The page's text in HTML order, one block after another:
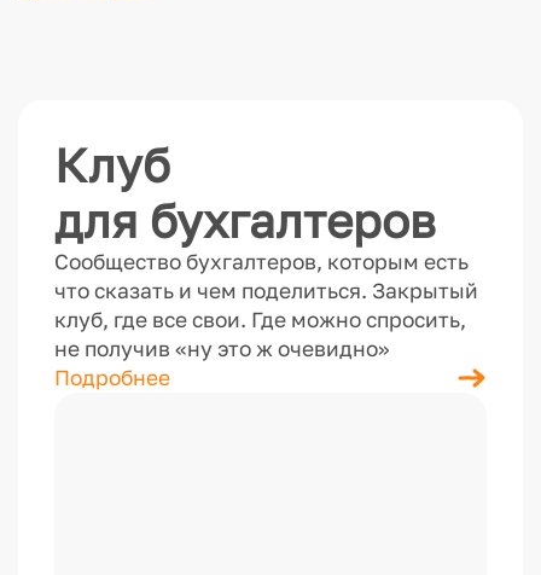
Клуб
для бухгалтеров
Сообщество бухгалтеров, которым есть
что сказать и чем поделиться. Закрытый
клуб, где все свои. Где можно спросить,
не получив «ну это ж очевидно»
Подробнее